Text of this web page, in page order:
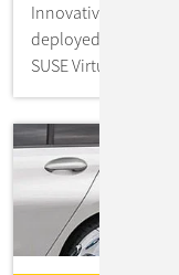
Innovative
deployed eine K8s-
SUSE Virtualization